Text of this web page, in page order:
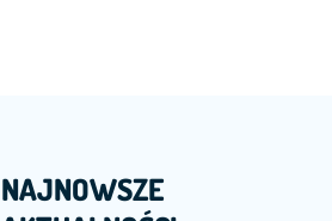
NAJNOWSZE